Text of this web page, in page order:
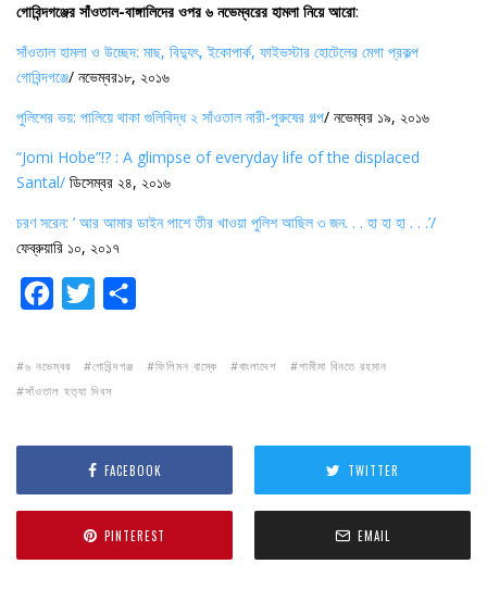
গোবিন্দগঞ্জের সাঁওতাল-বাঙ্গালিদের ওপর ৬ নভেম্বরের হামলা নিয়ে আরো:
সাঁওতাল হামলা ও উচ্ছেদ: মাছ, বিদ্যুৎ, ইকোপার্ক, ফাইভস্টার হোটেলের মেগা প্রকল্প
গোবিন্দগঞ্জে/ নভেম্বর১৮, ২০১৬
পুলিশের ভয়: পালিয়ে থাকা গুলিবিদ্ধ ২ সাঁওতাল নারী-পুরুষের গল্প/ নভেম্বর ১৯, ২০১৬
“Jomi Hobe”!? : A glimpse of everyday life of the displaced
Santal/ ডিসেম্বর ২৪, ২০১৬
চরণ সরেন: ‘ আর আমার ডাইন পাশে তীর খাওয়া পুলিশ আছিল ৩ জন. . . হা হা হা . . .’/
ফেব্রুয়ারি ১০, ২০১৭
c
e
o
i
t
e
r
৬ নভেম্বর গোবিন্দগঞ্জ ফিলিমন বাস্কে বাংলাদেশ
শামীমা বিনতে রহমান
সাঁওতাল হত‍্যা দিবস
FACEBOOK TWITTER
PINTEREST EMAIL